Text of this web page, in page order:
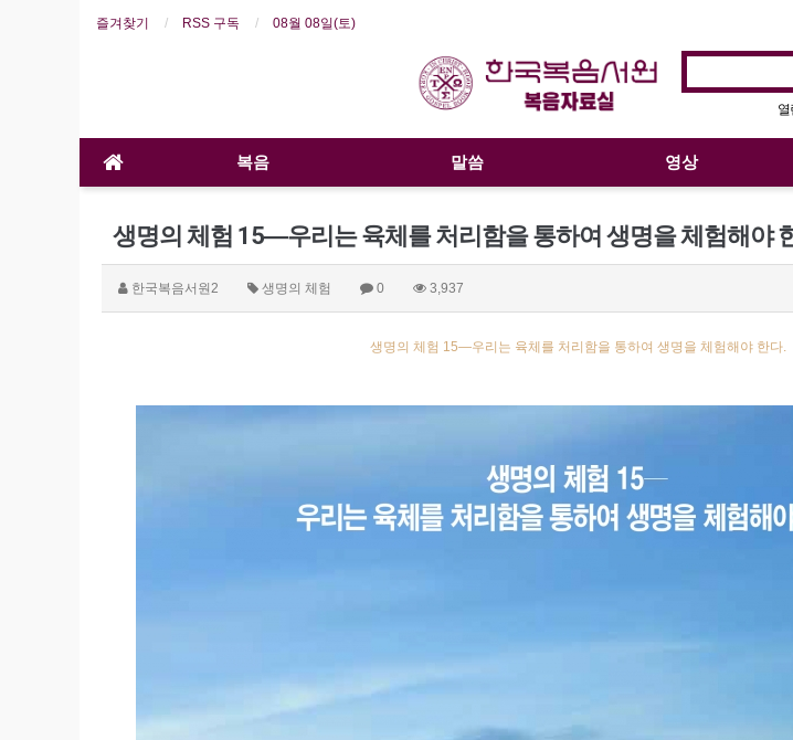
즐겨찾기 RSS 구독 08월 08일(토)
열
복음 말씀 영상
생명의 체험 15―우리는 육체를 처리함을 통하여 생명을 체험해야
한국복음서원2 생명의 체험 0 3,937
생명의 체험 15―우리는 육체를 처리함을 통하여 생명을 체험해야 한다.